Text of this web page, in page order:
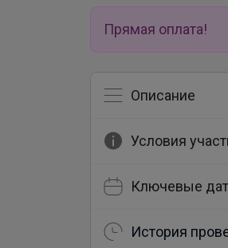
Прямая оплата!
Описание
Условия
Ключевые
История